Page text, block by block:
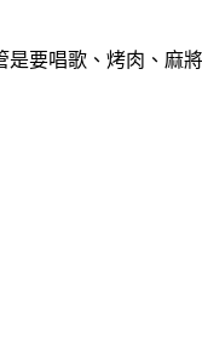
要唱歌、烤肉、麻